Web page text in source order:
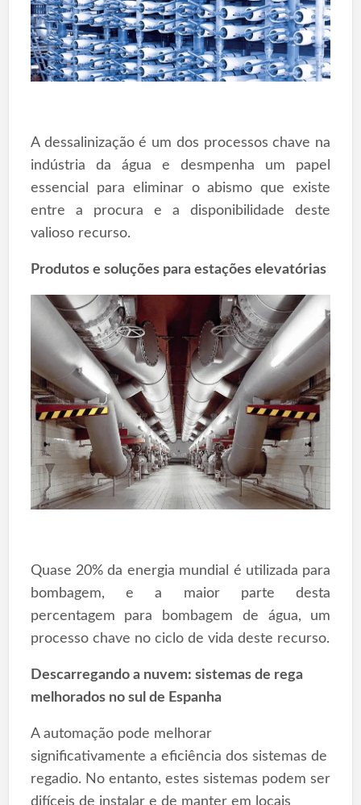
A dessalinização é um dos processos chave na
indústria da água e desmpenha um papel
essencial para eliminar o abismo que existe
entre a procura e a disponibilidade deste
valioso recurso.
Produtos e soluções para estações elevatórias
Quase 20% da energia mundial é utilizada para
bombagem, e a maior parte desta
percentagem para bombagem de água, um
processo chave no ciclo de vida deste recurso.
Descarregando a nuvem: sistemas de rega
melhorados no sul de Espanha
A automação pode melhorar
significativamente a eficiência dos sistemas de
regadio. No entanto, estes sistemas podem ser
difíceis de instalar e de manter em locais